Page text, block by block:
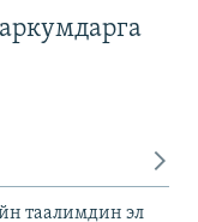
таалимдин эл